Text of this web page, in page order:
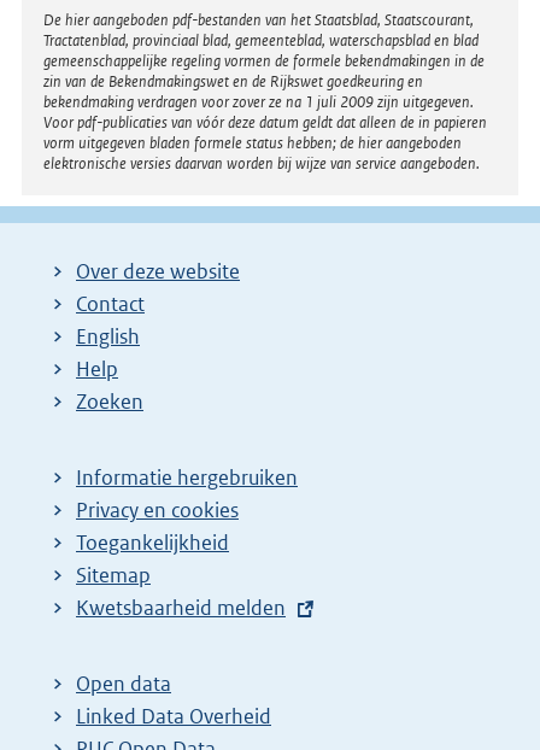
e
l
i
n
k
:
Disclaimer
De hier aangeboden pdf-bestanden van het Staatsblad, Staatscourant,
Tractatenblad, provinciaal blad, gemeenteblad, waterschapsblad en blad
gemeenschappelijke regeling vormen de formele bekendmakingen in de
zin van de Bekendmakingswet en de Rijkswet goedkeuring en
bekendmaking verdragen voor zover ze na 1 juli 2009 zijn uitgegeven.
Voor pdf-publicaties van vóór deze datum geldt dat alleen de in papieren
vorm uitgegeven bladen formele status hebben; de hier aangeboden
elektronische versies daarvan worden bij wijze van service aangeboden.
Over deze website
Contact
English
Help
Zoeken
Informatie hergebruiken
Privacy en cookies
Toegankelijkheid
Sitemap
E
t
e
r
Kwetsbaarheid melden
Open data
Linked Data Overheid